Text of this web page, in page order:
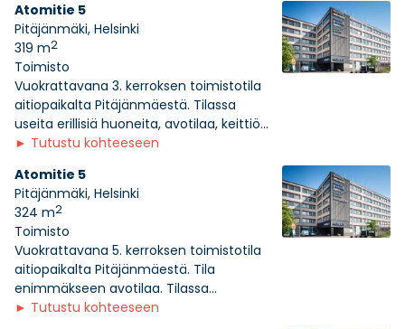
Atomitie 5
Pitäjänmäki, Helsinki
319 m2
Toimisto
Vuokrattavana 3. kerroksen toimistotila
aitiopaikalta Pitäjänmäestä. Tilassa
useita erillisiä huoneita, avotilaa, keittiö...
► Tutustu kohteeseen
Atomitie 5
Pitäjänmäki, Helsinki
324 m2
Toimisto
Vuokrattavana 5. kerroksen toimistotila
aitiopaikalta Pitäjänmäestä. Tila
enimmäkseen avotilaa. Tilassa...
► Tutustu kohteeseen